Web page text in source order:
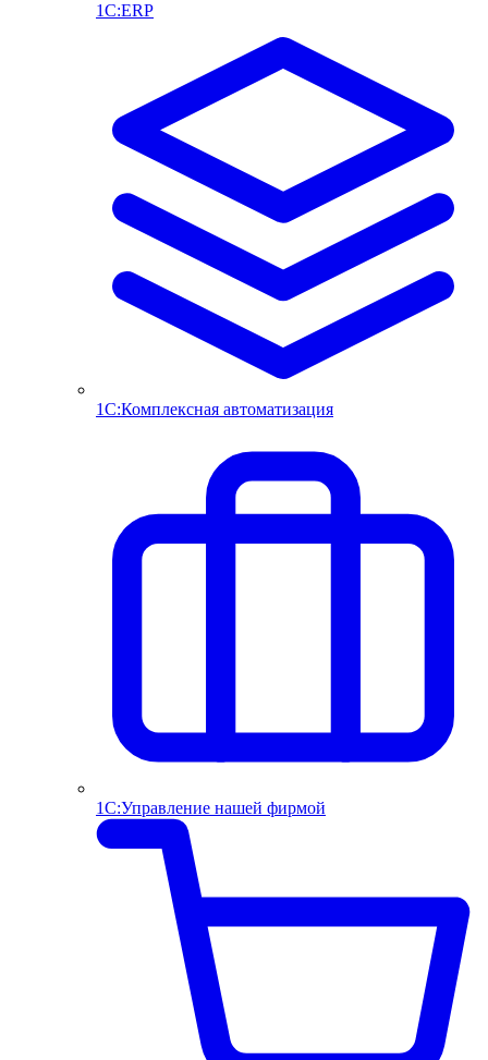
1С:ERP
1С:Комплексная автоматизация
1С:Управление нашей фирмой